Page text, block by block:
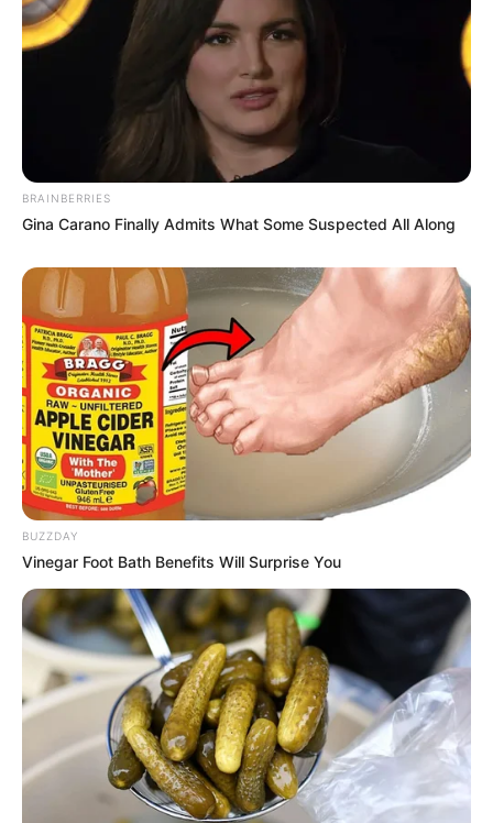
BRAINBERRIES
Gina Carano Finally Admits What Some Suspected All Along
BUZZDAY
Vinegar Foot Bath Benefits Will Surprise You